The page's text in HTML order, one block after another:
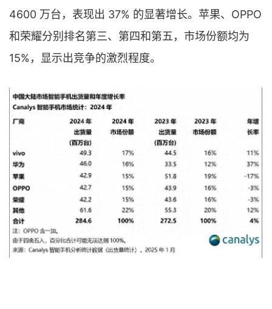
4600 万台，表现出 37% 的显著增长。苹果、OPPO
和荣耀分别排名第三、第四和第五，市场份额均为
15%，显示出竞争的激烈程度。